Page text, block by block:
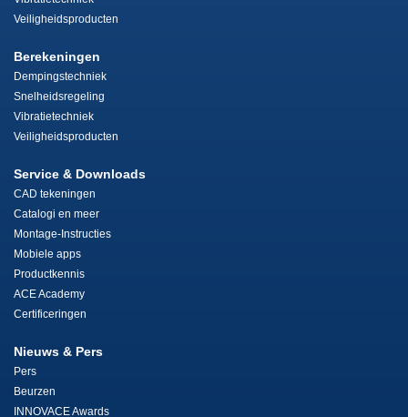
Veiligheidsproducten
Berekeningen
Dempingstechniek
Snelheidsregeling
Vibratietechniek
Veiligheidsproducten
Service & Downloads
CAD tekeningen
Catalogi en meer
Montage-Instructies
Mobiele apps
Productkennis
ACE Academy
Certificeringen
Nieuws & Pers
Pers
Beurzen
INNOVACE Awards